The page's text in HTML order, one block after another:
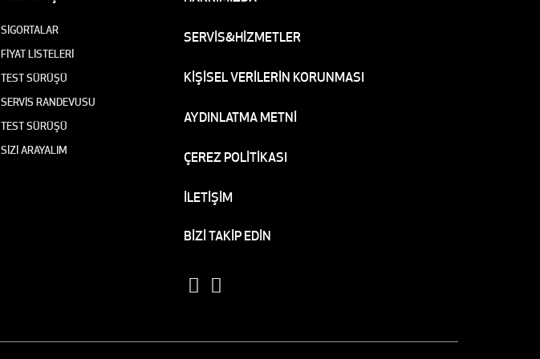
SİGORTALAR
FİYAT LİSTELERİ
TEST SÜRÜŞÜ
SERVİS RANDEVUSU
TEST SÜRÜŞÜ
SİZİ ARAYALIM
SERVİS&HİZMETLER
KİŞİSEL VERİLERİN KORUNMASI
AYDINLATMA METNİ
ÇEREZ POLİTİKASI
İLETİŞİM
BİZİ TAKİP EDİN